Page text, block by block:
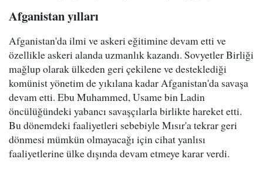
Afganistan yılları
Afganistan'da ilmi ve askeri eğitimine devam etti ve
özellikle askeri alanda uzmanlık kazandı. Sovyetler Birliği
mağlup olarak ülkeden geri çekilene ve desteklediği
komünist yönetim de yıkılana kadar Afganistan'da savaşa
devam etti. Ebu Muhammed, Usame bin Ladin
öncülüğündeki yabancı savaşçılarla birlikte hareket etti.
Bu dönemdeki faaliyetleri sebebiyle Mısır'a tekrar geri
dönmesi mümkün olmayacağı için cihat yanlısı
faaliyetlerine ülke dışında devam etmeye karar verdi.